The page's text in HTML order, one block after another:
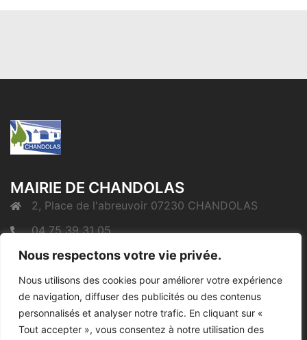
Nous respectons votre vie privée.
Nous utilisons des cookies pour améliorer votre expérience
de navigation, diffuser des publicités ou des contenus
personnalisés et analyser notre trafic. En cliquant sur «
Tout accepter », vous consentez à notre utilisation des
MAIRIE DE CHANDOLAS
2, Place de l'abreuvoir 07230 CHANDOLAS
04 75 39 31 05
mairie@chandolas.fr
Mentions Légales